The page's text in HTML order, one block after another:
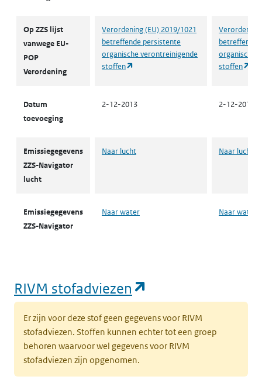
Op ZZS lijst
vanwege EU-
POP
Verordening
Verordening (EU) 2019/1021
betreffende persistente
organische verontreinigende
stoffen
(opent in een nieuw tabblad)
Verordening
betreffende
organische
stoffen
Datum
toevoeging
2-12-2013 2-12-2013
Emissiegegevens
ZZS-Navigator
lucht
Naar lucht Naar lucht
Emissiegegevens
ZZS-Navigator
Naar water Naar water
RIVM stofadviezen
Er zijn voor deze stof geen gegevens voor RIVM
stofadviezen. Stoffen kunnen echter tot een groep
behoren waarvoor wel gegevens voor RIVM
stofadviezen zijn opgenomen.